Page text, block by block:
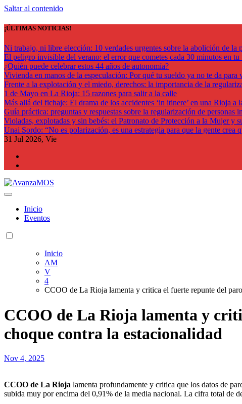
Saltar al contenido
¡ÚLTIMAS NOTICIAS!
Ni trabajo, ni libre elección: 10 verdades urgentes sobre la abolición de la
El peligro invisible del verano: el error que cometes cada 30 minutos en
¿Quién puede celebrar estos 44 años de autonomía?
Vivienda en manos de la especulación: Por qué tu sueldo ya no te da para
Frente a la explotación y el miedo, derechos: la importancia de la
1 de Mayo en La Rioja: 15 razones para salir a la calle
Más allá del fichaje: El drama de los accidentes ‘in itinere’ en una Rioja a
Guía práctica: preguntas y respuestas sobre la regularización de personas
Violadas, explotadas y sin bebés: el Patronato de Protección a la Mujer y
Unai Sordo: “No es polarización, es una estrategia para que la gente crea
31 Jul 2026, Vie
Inicio
Eventos
Inicio
AM
V
4
CCOO de La Rioja lamenta y critica el fuerte repunte del
CCOO de La Rioja lamenta y
choque contra la estacionalidad
Nov 4, 2025
CCOO de La Rioja lamenta profundamente y critica que los datos de
subida muy por encima del 0,91% de la media nacional. La cifra total de